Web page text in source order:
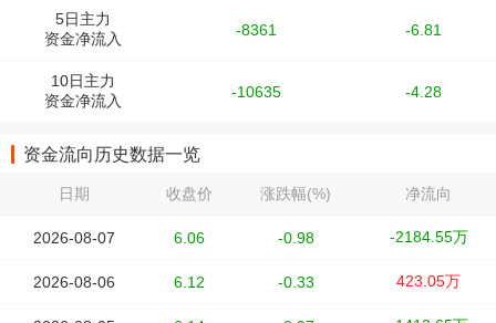
5日主力
资金净流入
-8361 -6.81
10日主力
资金净流入
-10635 -4.28
资金流向历史数据一览
日期 收盘价 涨跌幅(%) 净流向
2026-08-07 6.06 -0.98 -2184.55万
2026-08-06 6.12 -0.33 423.05万